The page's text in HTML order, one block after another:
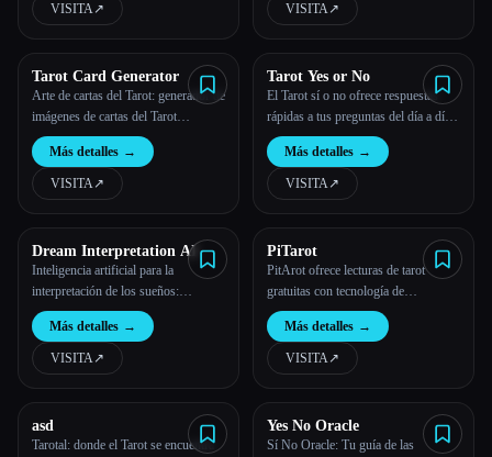
VISITA↗︎ VISITA↗︎
Tarot Card Generator
Arte de cartas del Tarot: generador de
imágenes de cartas del Tarot
personalizado
Más detalles →
VISITA↗︎
Tarot Yes or No
El Tarot sí o no ofrece respuestas
rápidas a tus preguntas del día a día.
Simplemente pregunta, saca una carta
y recibe un simple sí, no o tal vez
que te ayude a guiar tus elecciones.
Más detalles →
VISITA↗︎
Dream Interpretation AI
Inteligencia artificial para la
interpretación de los sueños:
desbloquea los mensajes ocultos de
tus sueños
Más detalles →
VISITA↗︎
PiTarot
PitArot ofrece lecturas de tarot
gratuitas con tecnología de
inteligencia artificial para ayudar a
los usuarios a descubrir su futuro
con diferenciales de cartas
personalizados y orientación diaria.
Más detalles →
VISITA↗︎
asd
Tarotal: donde el Tarot se encuentra
Yes No Oracle
Sí No Oracle: Tu guía de las